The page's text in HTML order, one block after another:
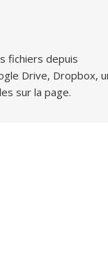
fichiers depuis
Drive, Dropbox,
sur la page.